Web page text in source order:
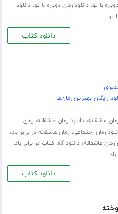
با تو،دانلود رمان دوباره با تو،دانلود
تو
دانلود کتاب
رایگان بهترین رمان‌ها
عاشقانه،دانلود رمان عاشقانه،رمان
رمان اجتماعی،رمان عاشقانه در برابر باد،
رمان عاشقانه،دانلود pdf کتاب در برابر باد ،
دانلود کتاب